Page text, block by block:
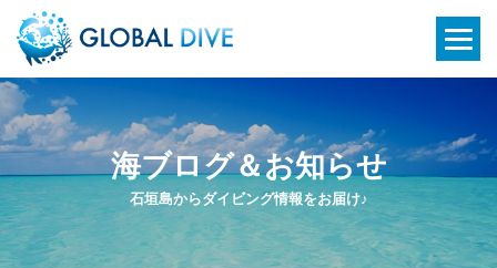
石垣島からダイビング情報をお届け♪
海ブログ＆お知らせ